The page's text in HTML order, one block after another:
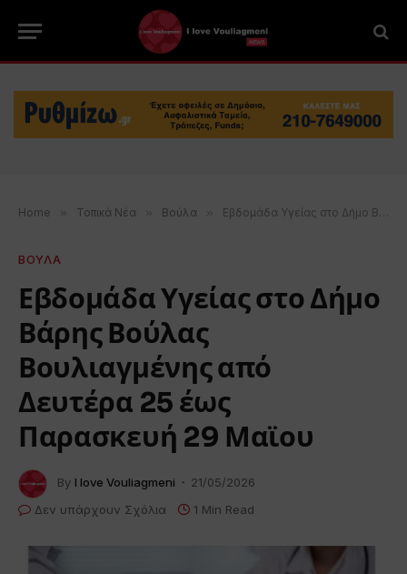
Home » Τοπικά Νέα » Βούλα » Εβδομάδα Υγείας στο Δήμο Βάρης Βούλας Βουλιαγμένης από Δευτέρα 25 έως Παρασκευή 29 Μαϊου
ΒΟΥΛΑ
Εβδομάδα Υγείας στο Δήμο
Βάρης Βούλας
Βουλιαγμένης από
Δευτέρα 25 έως
Παρασκευή 29 Μαϊου
By I love Vouliagmeni
21/05/2026
Δεν υπάρχουν Σχόλια
1 Min Read